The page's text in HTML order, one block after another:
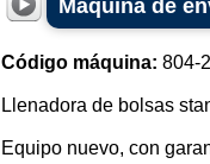
Máquina de
Código máquina: 804-
Llenadora de bolsas
Equipo nuevo, con